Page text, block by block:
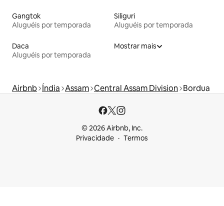
Gangtok
Aluguéis por temporada
Siliguri
Aluguéis por temporada
Daca
Aluguéis por temporada
Mostrar mais
Airbnb Índia Assam Central Assam Division Bordua
© 2026 Airbnb, Inc.
Privacidade
Termos